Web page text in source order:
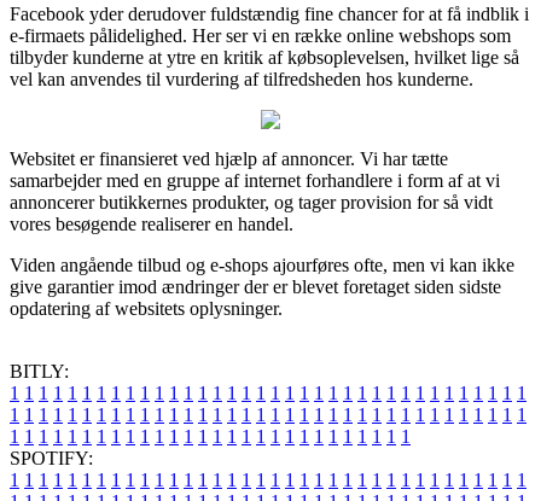
Facebook yder derudover fuldstændig fine chancer for at få indblik i
e-firmaets pålidelighed. Her ser vi en række online webshops som
tilbyder kunderne at ytre en kritik af købsoplevelsen, hvilket lige så
vel kan anvendes til vurdering af tilfredsheden hos kunderne.
Websitet er finansieret ved hjælp af annoncer. Vi har tætte
samarbejder med en gruppe af internet forhandlere i form af at vi
annoncerer butikkernes produkter, og tager provision for så vidt
vores besøgende realiserer en handel.
Viden angående tilbud og e-shops ajourføres ofte, men vi kan ikke
give garantier imod ændringer der er blevet foretaget siden sidste
opdatering af websitets oplysninger.
BITLY:
1 1 1 1 1 1 1 1 1 1 1 1 1 1 1 1 1 1 1 1 1 1 1 1 1 1 1 1 1 1 1 1 1 1 1 1
1 1 1 1 1 1 1 1 1 1 1 1 1 1 1 1 1 1 1 1 1 1 1 1 1 1 1 1 1 1 1 1 1 1 1 1
1 1 1 1 1 1 1 1 1 1 1 1 1 1 1 1 1 1 1 1 1 1 1 1 1 1 1 1
SPOTIFY:
1 1 1 1 1 1 1 1 1 1 1 1 1 1 1 1 1 1 1 1 1 1 1 1 1 1 1 1 1 1 1 1 1 1 1 1